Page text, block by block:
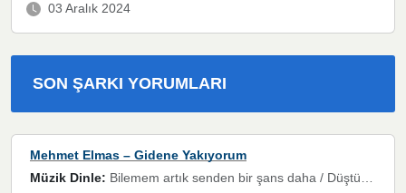
03 Aralık 2024
SON ŞARKI YORUMLARI
Mehmet Elmas – Gidene Yakıyorum
Müzik Dinle: Bilemem artık senden bir şans daha / Düştüğün zaman ben olmayacağım yanında” dizeleri, artık geçmişin tekrarına izin verilmeyeceğini, kişisel sınırların çizildiğini gösteriyor.